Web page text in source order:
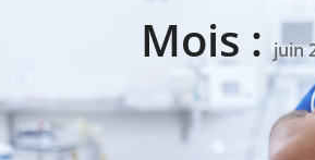
Mois :juin